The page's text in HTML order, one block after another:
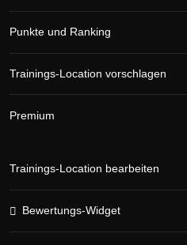
Punkte und Ranking
Trainings-Location vorschlagen
Premium
Trainings-Location bearbeiten
Bewertungs-Widget